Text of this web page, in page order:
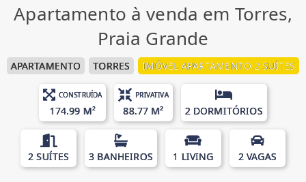
Apartamento à venda em Torres,
Praia Grande
APARTAMENTO TORRES IMÓVEL APARTAMENTO 2 SUÍTES
CONSTRUÍDA
174.99 M²
PRIVATIVA
88.77 M² 2 DORMITÓRIOS
2 SUÍTES 3 BANHEIROS 1 LIVING 2 VAGAS